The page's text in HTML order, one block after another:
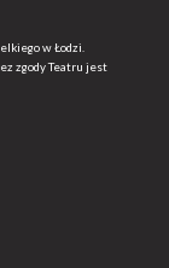
w Łodzi.
zgody Teatru jest